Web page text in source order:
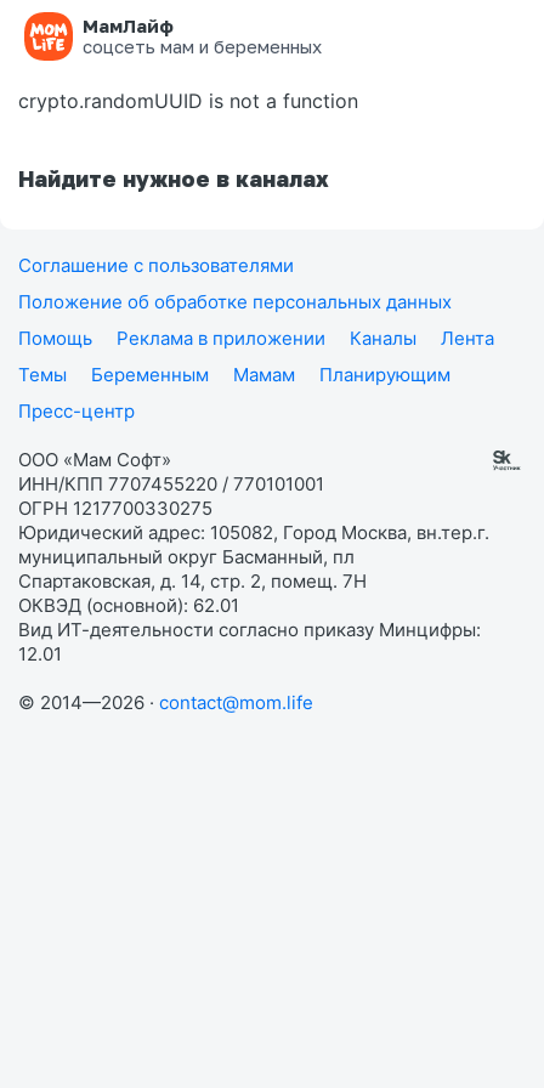
МамЛайф
соцсеть мам и беременных
Ошибка на странице
crypto.randomUUID is not a function
Найдите нужное в каналах
Соглашение с пользователями
Положение об обработке персональных данных
Помощь
Реклама в приложении Каналы
Лента
Темы
Беременным Мамам
Планирующим
Пресс-центр
ООО «Мам Софт»
ИНН/КПП 7707455220 / 770101001
ОГРН 1217700330275
Юридический адрес: 105082, Город Москва, вн.тер.г.
муниципальный округ Басманный, пл
Спартаковская, д. 14, стр. 2, помещ. 7Н
ОКВЭД (основной): 62.01
Вид ИТ-деятельности согласно приказу Минцифры:
12.01
© 2014—2026 · contact@mom.life